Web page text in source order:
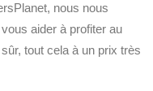
nous nous
aider à profiter au
tout cela à un prix très